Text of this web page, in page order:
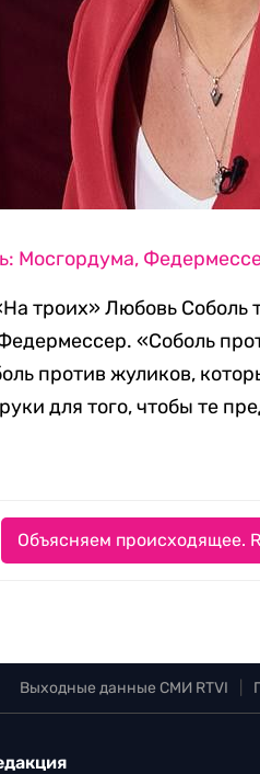
Мосгордума,
троих» Любовь Соболь
«Соболь
против жуликов,
для того, чтобы те
Объясняем происходящее.
Выходные данные СМИ RTVI